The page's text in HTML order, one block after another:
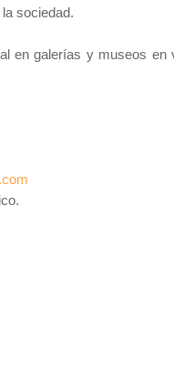
la sociedad.
en galerías y museos en